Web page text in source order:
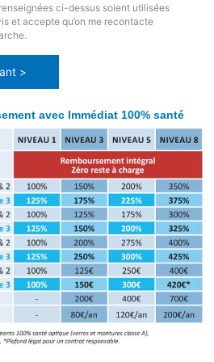
avec Immédiat 100% santé
ci-dessus soient utilisées
et accepte qu’on me recontacte
>